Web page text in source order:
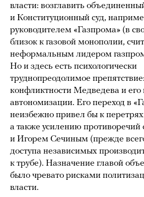
власти: возглавить
и Конституционный суд,
руководителем «Газпрома» (в
близок к газовой монополии,
неформальным лидером
Но и здесь есть психологически
труднопреодолимое
конфликтности Медведева и его
автономизации. Его переход в
неизбежно привел бы к
а также усилению противоречий
и Игорем Сечиным (прежде
доступа независимых
к трубе). Назначение главой
было чревато рисками
власти.